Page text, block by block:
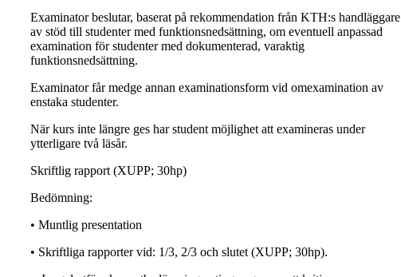
Examinator beslutar, baserat på rekommendation från KTH:s handläggare
av stöd till studenter med funktionsnedsättning, om eventuell anpassad
examination för studenter med dokumenterad, varaktig
funktionsnedsättning.
Examinator får medge annan examinationsform vid omexamination av
enstaka studenter.
När kurs inte längre ges har student möjlighet att examineras under
ytterligare två läsår.
Skriftlig rapport (XUPP; 30hp)
Bedömning:
• Muntlig presentation
• Skriftliga rapporter vid: 1/3, 2/3 och slutet (XUPP; 30hp).